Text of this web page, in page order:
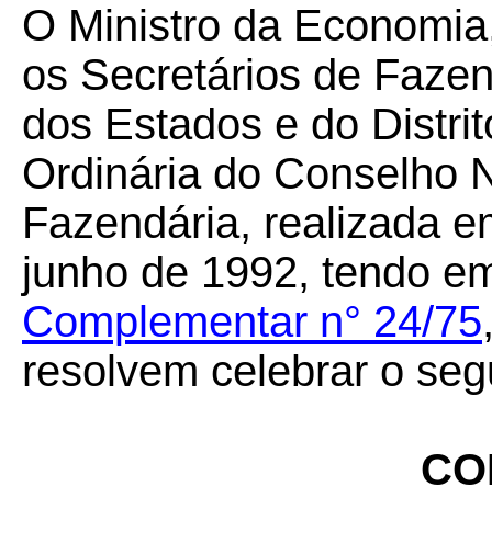
O Ministro da
os Secretários de
dos Estados e do
Ordinária do Conselho
Fazendária, realizada
junho de 1992, tendo
Complementar n° 24/75
resolvem celebrar o